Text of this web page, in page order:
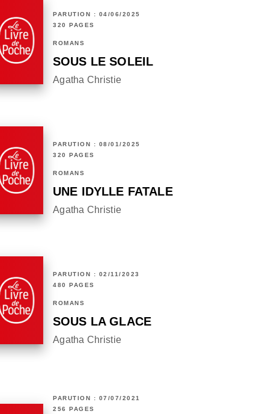
PARUTION : 04/06/2025
320 PAGES
ROMANS
SOUS LE SOLEIL
Agatha Christie
PARUTION : 08/01/2025
320 PAGES
ROMANS
UNE IDYLLE FATALE
Agatha Christie
PARUTION : 02/11/2023
480 PAGES
ROMANS
SOUS LA GLACE
Agatha Christie
PARUTION : 07/07/2021
256 PAGES